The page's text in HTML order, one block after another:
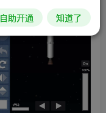
自助开通 知道了